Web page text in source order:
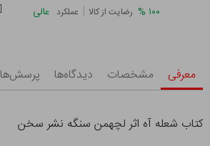
۱۰۰ % رضایت از کالا | عملکرد عالی
معرفی مشخصات دیدگاه‌ها پرسش‌ها
کتاب شعله آه اثر لچهمن سنگه نشر سخن